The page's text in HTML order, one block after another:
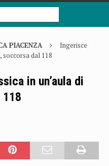
PIACENZA
Ingerisce
soccorsa dal 118
in un’aula di